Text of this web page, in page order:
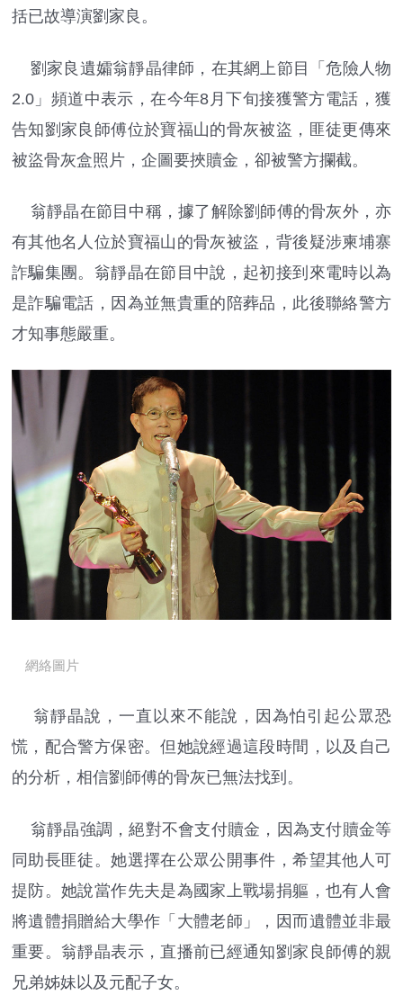
括已故導演劉家良。
劉家良遺孀翁靜晶律師，在其網上節目「危險人物
2.0」頻道中表示，在今年8月下旬接獲警方電話，獲
告知劉家良師傅位於寶福山的骨灰被盜，匪徒更傳來
被盜骨灰盒照片，企圖要挾贖金，卻被警方攔截。
翁靜晶在節目中稱，據了解除劉師傅的骨灰外，亦
有其他名人位於寶福山的骨灰被盜，背後疑涉柬埔寨
詐騙集團。翁靜晶在節目中說，起初接到來電時以為
是詐騙電話，因為並無貴重的陪葬品，此後聯絡警方
才知事態嚴重。
網絡圖片
翁靜晶說，一直以來不能說，因為怕引起公眾恐
慌，配合警方保密。但她說經過這段時間，以及自己
的分析，相信劉師傅的骨灰已無法找到。
翁靜晶強調，絕對不會支付贖金，因為支付贖金等
同助長匪徒。她選擇在公眾公開事件，希望其他人可
提防。她說當作先夫是為國家上戰場捐軀，也有人會
將遺體捐贈給大學作「大體老師」，因而遺體並非最
重要。翁靜晶表示，直播前已經通知劉家良師傅的親
兄弟姊妹以及元配子女。